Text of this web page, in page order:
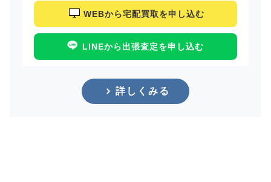
WEBから宅配買取を申し込む
LINEから出張査定を申し込む
詳しくみる